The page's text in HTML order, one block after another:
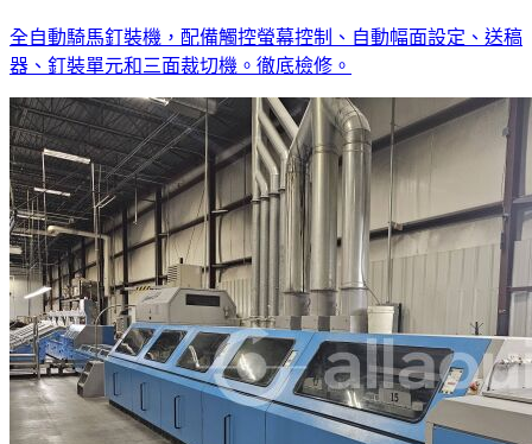
全自動騎馬釘裝機，配備觸控螢幕控制、自動幅面設定、送稿
器、釘裝單元和三面裁切機。徹底檢修。